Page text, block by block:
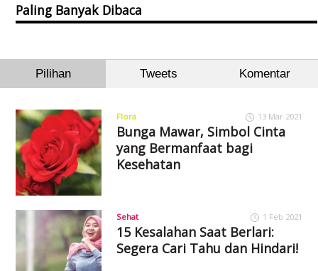
Paling Banyak Dibaca
Pilihan Tweets Komentar
Flora 13 Mar 2021
Bunga Mawar, Simbol Cinta
yang Bermanfaat bagi
Kesehatan
Sehat 1 Feb 2021
15 Kesalahan Saat Berlari:
Segera Cari Tahu dan Hindari!